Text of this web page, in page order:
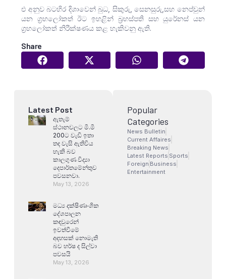
එ අනුව බටහිර දිශාවෙන් බුධ, සිකුරු, සෙනසුරු,සහ නෙප්චුන්
යන ග්‍රහලෝකත් ඊට ඉහළින් බ්‍රහස්පති සහ යුරේනස් යන
ග්‍රහලෝකත් නිරීක්ෂණය කළ හැකිවනු ඇති.
Share
Latest Post
ඇතැම්
ස්ථානවලට මි.මි
200ට වැඩි ඉතා
තද වැසි ඇතිවිය
හැකි බව
කාලගුණ විද්‍යා
දෙපාර්තමේන්තුව
පවසනවා.
May 13, 2026
මධ්‍ය දක්ෂිණාංශික
දේශපාලන
කඳවුරෙන්
ඉවත්වීමේ
අදහසක් නොමැති
බව හර්ෂ ද සිල්වා
පවසයි
May 13, 2026
Popular
Categories
News Bulletin
Current Affaires
Breaking News
Latest Reports Sports
Foreign Business
Entertainment